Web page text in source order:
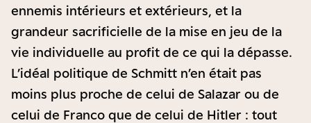
ennemis intérieurs et extérieurs, et la
grandeur sacrificielle de la mise en jeu de la
vie individuelle au profit de ce qui la dépasse.
L’idéal politique de Schmitt n’en était pas
moins plus proche de celui de Salazar ou de
celui de Franco que de celui de Hitler : tout